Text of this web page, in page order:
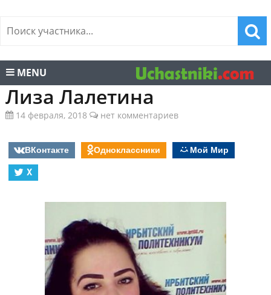
MENU
Лиза Лалетина
14 февраля, 2018 нет комментариев
ВКонтакте Одноклассники
Мой Мир
X